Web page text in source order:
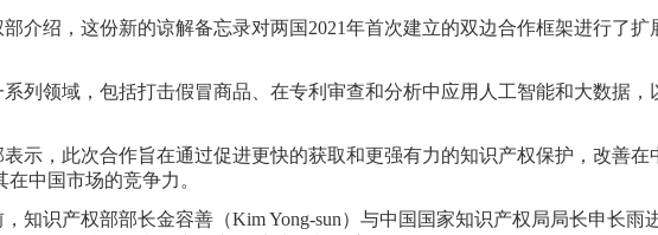
介绍，这份新的谅解备忘录对两国 2021年首次建立的双边合作框架进行了
列领域，包括打击假冒商品、在专利审查和分析中应用人工智能和大数据，
示，此次合作旨在通过促进更快的获取和更强有力的知识产权保护，改善在
中国市场的竞争力。
知识产权部部长金容善（Kim Yong-sun）与中国国家知识产权局局长申长雨